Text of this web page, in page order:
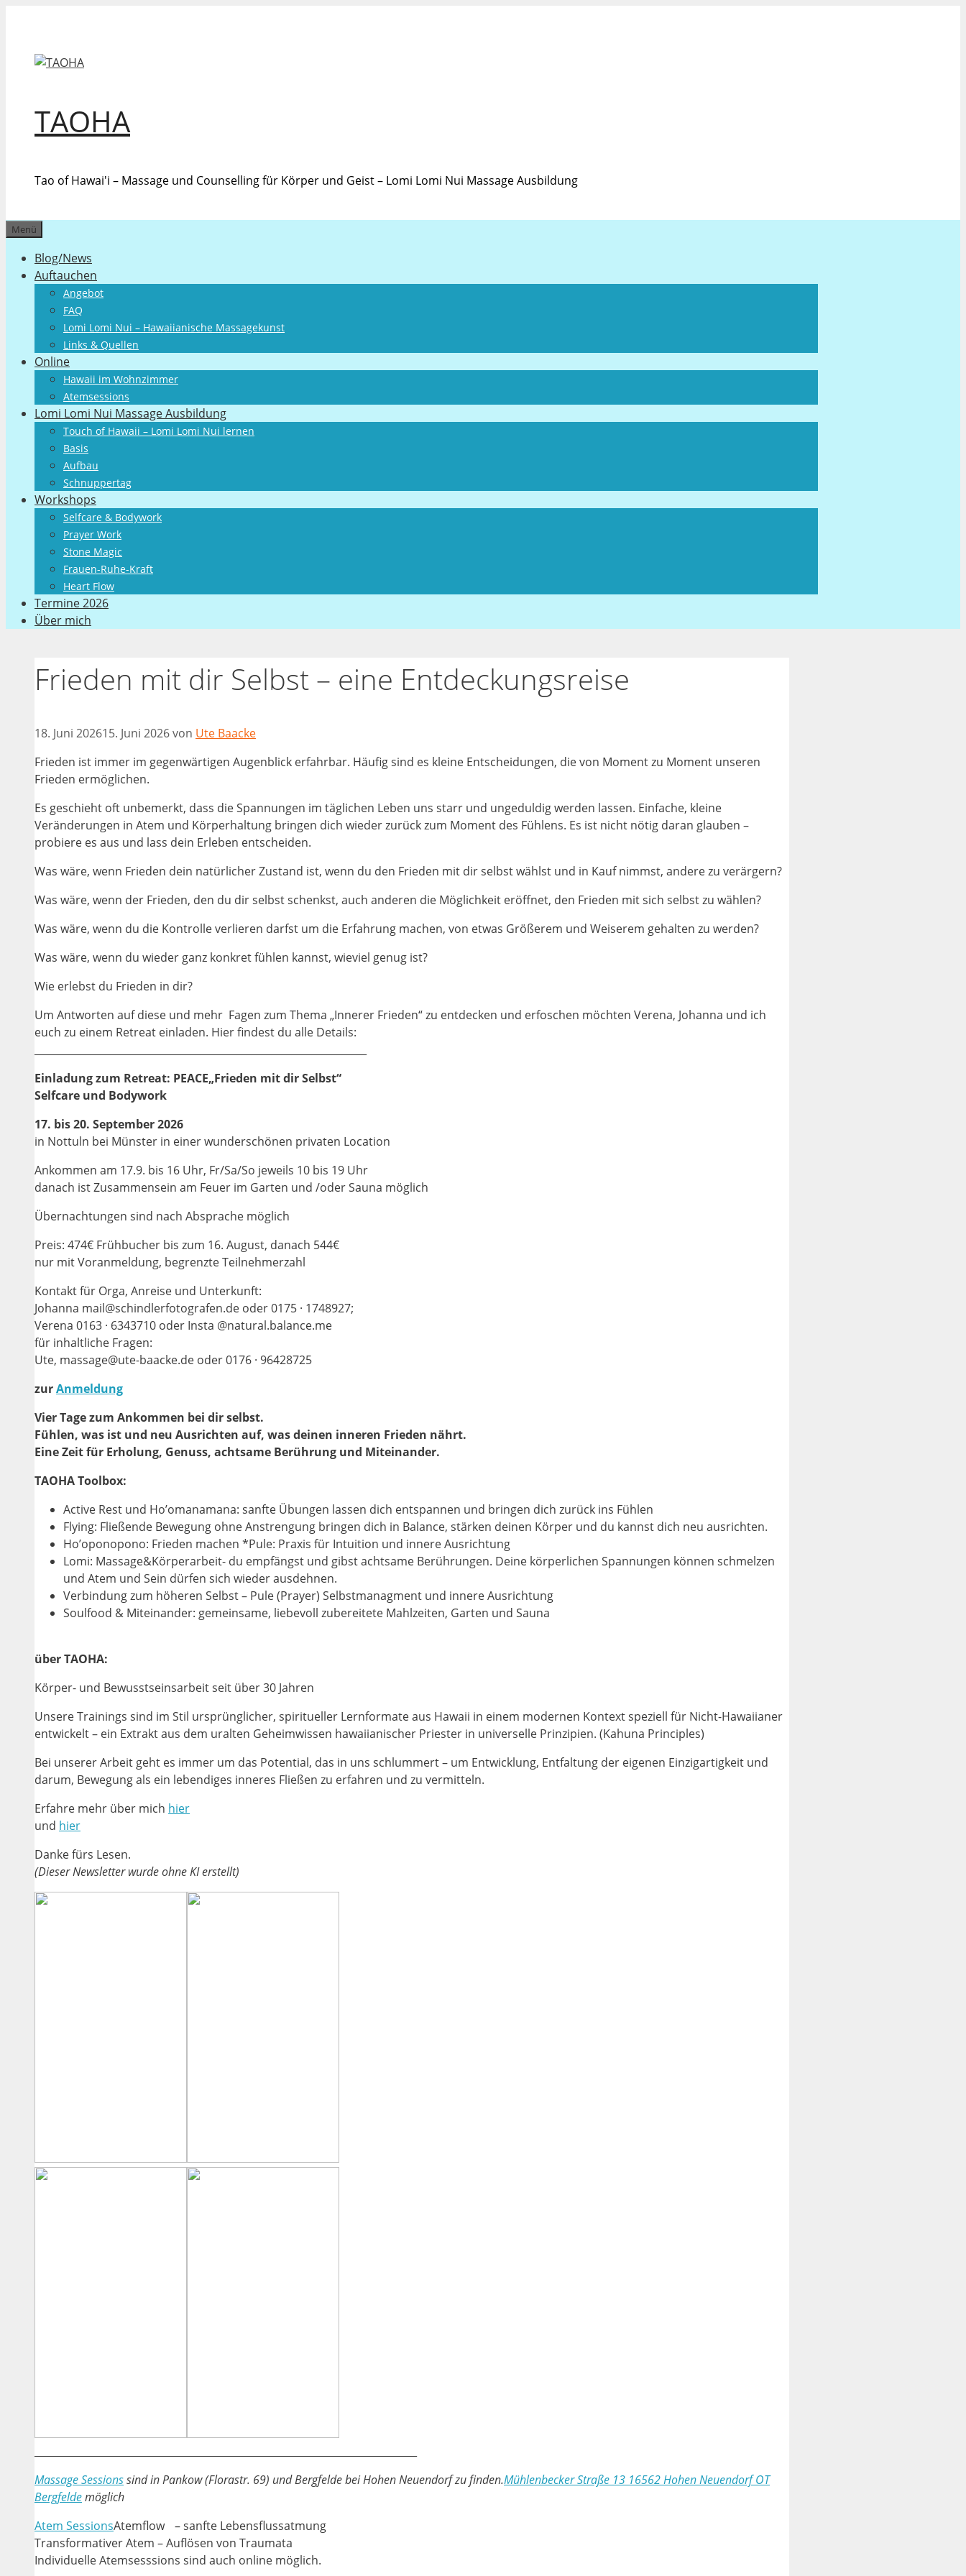
TAOHA
Tao of Hawai'i – Massage und Counselling für Körper und Geist – Lomi Lomi Nui Massage Ausbildung
Menü
Blog/News
Auftauchen
Angebot
FAQ
Lomi Lomi Nui – Hawaiianische Massagekunst
Links & Quellen
Online
Hawaii im Wohnzimmer
Atemsessions
Lomi Lomi Nui Massage Ausbildung
Touch of Hawaii – Lomi Lomi Nui lernen
Basis
Aufbau
Schnuppertag
Workshops
Selfcare & Bodywork
Prayer Work
Stone Magic
Frauen-Ruhe-Kraft
Heart Flow
Termine 2026
Über mich
Frieden mit dir Selbst – eine Entdeckungsreise
18. Juni 202615. Juni 2026von Ute Baacke
Frieden ist immer im gegenwärtigen Augenblick erfahrbar. Häufig sind es kleine Entscheidungen, die von Moment zu Moment unseren
Frieden ermöglichen.
Es geschieht oft unbemerkt, dass die Spannungen im täglichen Leben uns starr und ungeduldig werden lassen. Einfache, kleine
Veränderungen in Atem und Körperhaltung bringen dich wieder zurück zum Moment des Fühlens. Es ist nicht nötig daran glauben –
probiere es aus und lass dein Erleben entscheiden.
Was wäre, wenn Frieden dein natürlicher Zustand ist, wenn du den Frieden mit dir selbst wählst und in Kauf nimmst, andere zu verärgern?
Was wäre, wenn der Frieden, den du dir selbst schenkst, auch anderen die Möglichkeit eröffnet, den Frieden mit sich selbst zu wählen?
Was wäre, wenn du die Kontrolle verlieren darfst um die Erfahrung machen, von etwas Größerem und Weiserem gehalten zu werden?
Was wäre, wenn du wieder ganz konkret fühlen kannst, wieviel genug ist?
Wie erlebst du Frieden in dir?
Um Antworten auf diese und mehr Fagen zum Thema „Innerer Frieden“ zu entdecken und erfoschen möchten Verena, Johanna und ich
euch zu einem Retreat einladen. Hier findest du alle Details:
Einladung zum Retreat: PEACE„Frieden mit dir Selbst“
Selfcare und Bodywork
17. bis 20. September 2026
in Nottuln bei Münster in einer wunderschönen privaten Location
Ankommen am 17.9. bis 16 Uhr, Fr/Sa/So jeweils 10 bis 19 Uhr
danach ist Zusammensein am Feuer im Garten und /oder Sauna möglich
Übernachtungen sind nach Absprache möglich
Preis: 474€ Frühbucher bis zum 16. August, danach 544€
nur mit Voranmeldung, begrenzte Teilnehmerzahl
Kontakt für Orga, Anreise und Unterkunft:
Johanna mail@schindlerfotografen.de oder 0175 · 1748927;
Verena 0163 · 6343710 oder Insta @natural.balance.me
für inhaltliche Fragen:
Ute, massage@ute-baacke.de oder 0176 · 96428725
zurAnmeldung
Vier Tage zum Ankommen bei dir selbst.
Fühlen, was ist und neu Ausrichten auf, was deinen inneren Frieden nährt.
Eine Zeit für Erholung, Genuss, achtsame Berührung und Miteinander.
TAOHA Toolbox:
Active Rest und Ho’omanamana: sanfte Übungen lassen dich entspannen und bringen dich zurück ins Fühlen
Flying: Fließende Bewegung ohne Anstrengung bringen dich in Balance, stärken deinen Körper und du kannst dich neu ausrichten.
Ho’oponopono: Frieden machen *Pule: Praxis für Intuition und innere Ausrichtung
Lomi: Massage&Körperarbeit- du empfängst und gibst achtsame Berührungen. Deine körperlichen Spannungen können schmelzen
und Atem und Sein dürfen sich wieder ausdehnen.
Verbindung zum höheren Selbst – Pule (Prayer) Selbstmanagment und innere Ausrichtung
Soulfood & Miteinander: gemeinsame, liebevoll zubereitete Mahlzeiten, Garten und Sauna
über TAOHA:
Körper- und Bewusstseinsarbeit seit über 30 Jahren
Unsere Trainings sind im Stil ursprünglicher, spiritueller Lernformate aus Hawaii in einem modernen Kontext speziell für Nicht-Hawaiianer
entwickelt – ein Extrakt aus dem uralten Geheimwissen hawaiianischer Priester in universelle Prinzipien. (Kahuna Principles)
Bei unserer Arbeit geht es immer um das Potential, das in uns schlummert – um Entwicklung, Entfaltung der eigenen Einzigartigkeit und
darum, Bewegung als ein lebendiges inneres Fließen zu erfahren und zu vermitteln.
Erfahre mehr über mich hier
und hier
Danke fürs Lesen.
(Dieser Newsletter wurde ohne KI erstellt)
Massage Sessionssind in Pankow (Florastr. 69) und Bergfelde bei Hohen Neuendorf zu finden.Mühlenbecker Straße 13 16562 Hohen Neuendorf OT
Bergfeldemöglich
Atem SessionsAtemflow – sanfte Lebensflussatmung
Transformativer Atem – Auflösen von Traumata
Individuelle Atemsesssions sind auch online möglich.